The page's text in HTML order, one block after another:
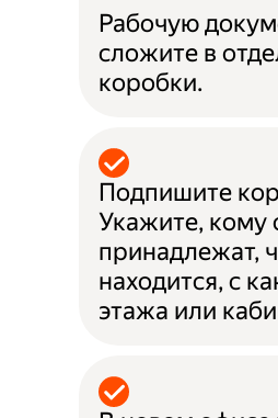
Рабочую
сложите в
коробки.
Подпишите
Укажите, кому
принадлежат,
находится, с
этажа или